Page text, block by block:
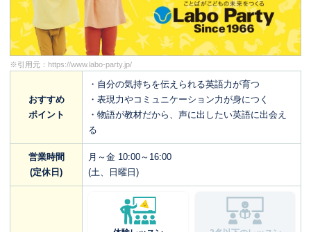
※引用元： https://www.labo-party.jp/
おすすめ
ポイント
・自分の気持ちを伝えられる英語力が育つ
・表現力やコミュニケーション力が身につく
・物語が教材だから、声に出したい英語に出会え
る
営業時間
(定休日)
月～金 10:00～16:00
(土、日曜日)